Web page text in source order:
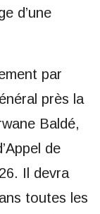
d’une
par
près la
Baldé,
de
Il devra
toutes les